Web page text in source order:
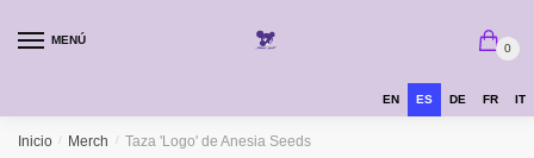
MENÚ
0
EN ES DE FR IT
Inicio / Merch / Taza 'Logo' de Anesia Seeds